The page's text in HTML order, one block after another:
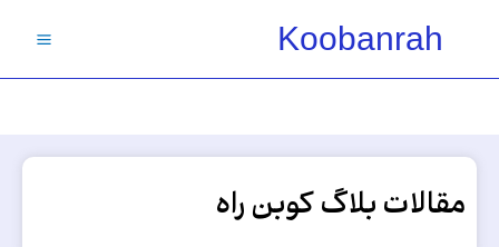
Koobanrah
مقالات بلاگ کوبن راه